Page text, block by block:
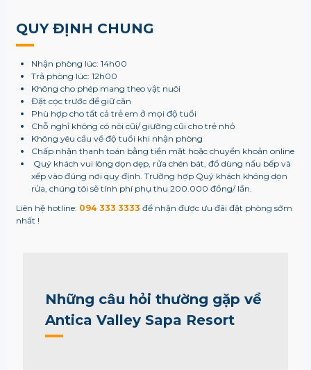
QUY ĐỊNH CHUNG
Nhận phòng lúc: 14h00
Trả phòng lúc: 12h00
Không cho phép mang theo vật nuôi
Đặt cọc trước để giữ căn
Phù hợp cho tất cả trẻ em ở mọi độ tuổi
Chỗ nghỉ không có nôi cũi/ giường cũi cho trẻ nhỏ
Không yêu cầu về độ tuổi khi nhận phòng
Chấp nhận thanh toán bằng tiền mặt hoặc chuyển khoản online
Quý khách vui lòng dọn dẹp, rửa chén bát, đồ dùng nấu bếp và
xếp vào đúng nơi quy định. Trường hợp Quý khách không dọn
rửa, chúng tôi sẽ tính phí phụ thu 200.000 đồng/ lần.
Liên hệ hotline: 094 333 3333 để nhận được ưu đãi đặt phòng sớm
nhất !
Những câu hỏi thường gặp về
Antica Valley Sapa Resort